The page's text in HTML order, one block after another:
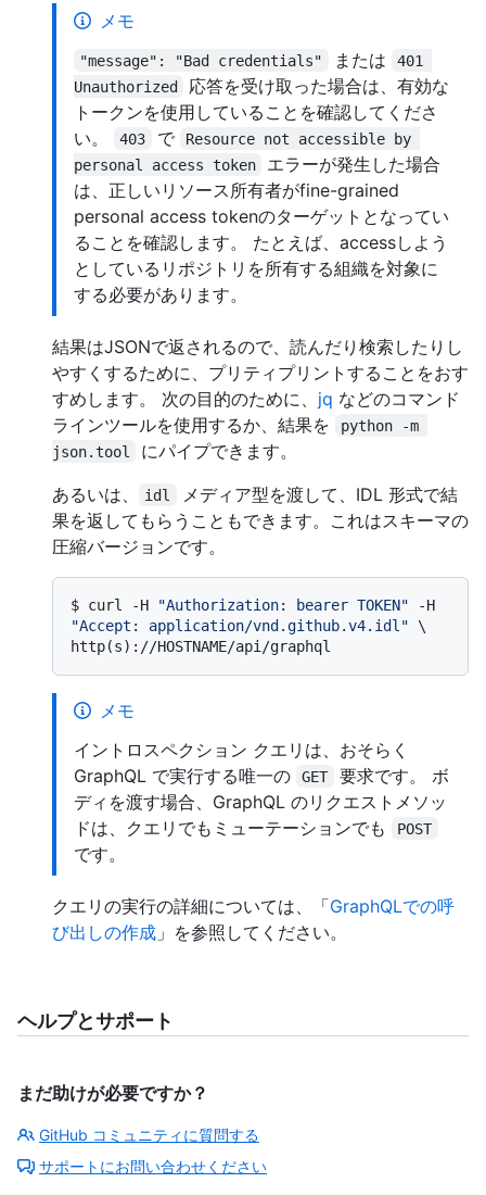
メモ
"message": "Bad credentials" または
401
Unauthorized
応答を受け取った場合は、有効な
トークンを使用していることを確認してくださ
い。
403 で
Resource not accessible by
personal access token
エラーが発生した場合
は、正しいリソース所有者がfine-grained
personal access tokenのターゲットとなってい
ることを確認します。 たとえば、accessしよう
としているリポジトリを所有する組織を対象に
する必要があります。
結果はJSONで返されるので、読んだり検索したりし
やすくするために、プリティプリントすることをおす
すめします。 次の目的のために、 jq などのコマンド
ラインツールを使用するか、結果を
python -m
json.tool
にパイプできます。
あるいは、
idl
メディア型を渡して、IDL 形式で結
果を返してもらうこともできます。これはスキーマの
圧縮バージョンです。
$ curl -H "Authorization: bearer TOKEN"
"Accept: application/vnd.github.v4.idl" \
http(s)://HOSTNAME/api/graphql
メモ
イントロスペクション クエリは、おそらく
GraphQL で実行する唯一の
GET
要求です。 ボ
ディを渡す場合、GraphQL のリクエストメソッ
ドは、クエリでもミューテーションでも
POST
です。
クエリの実行の詳細については、「GraphQLでの呼
び出しの作成 」を参照してください。
ヘルプとサポート
まだ助けが必要ですか？
GitHub コミュニティに質問する
サポートにお問い合わせください